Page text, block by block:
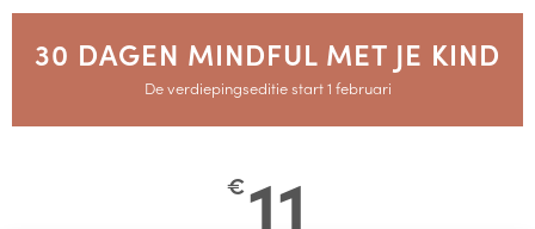
30 DAGEN MINDFUL MET JE KIND
De verdiepingseditie start 1 februari
€11